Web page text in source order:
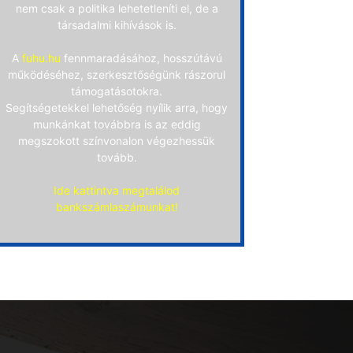
nem csak a politika lehetetleníti el, de a
társadalmi kihívások is.
A fuhu.hu fennmaradásához, hosszútávú
működéséhez, szerkesztőségünk rászorul
támogatásotokra.
Segítségetekkel lehetőség nyílik arra, hogy
munkánkat továbbra is az eddig
megszokott színvonalon végezhessük
tovább.
Ide kattintva megtalálod
bankszámlaszámunkat!